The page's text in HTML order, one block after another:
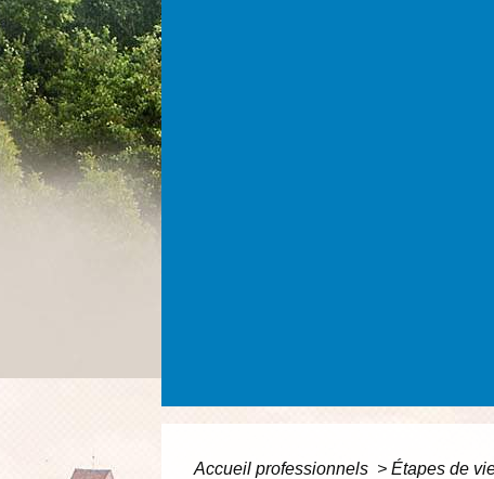
Accueil professionnels > Étapes de